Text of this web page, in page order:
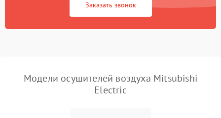
Заказать звонок
Модели осушителей воздуха Mitsubishi
Electric